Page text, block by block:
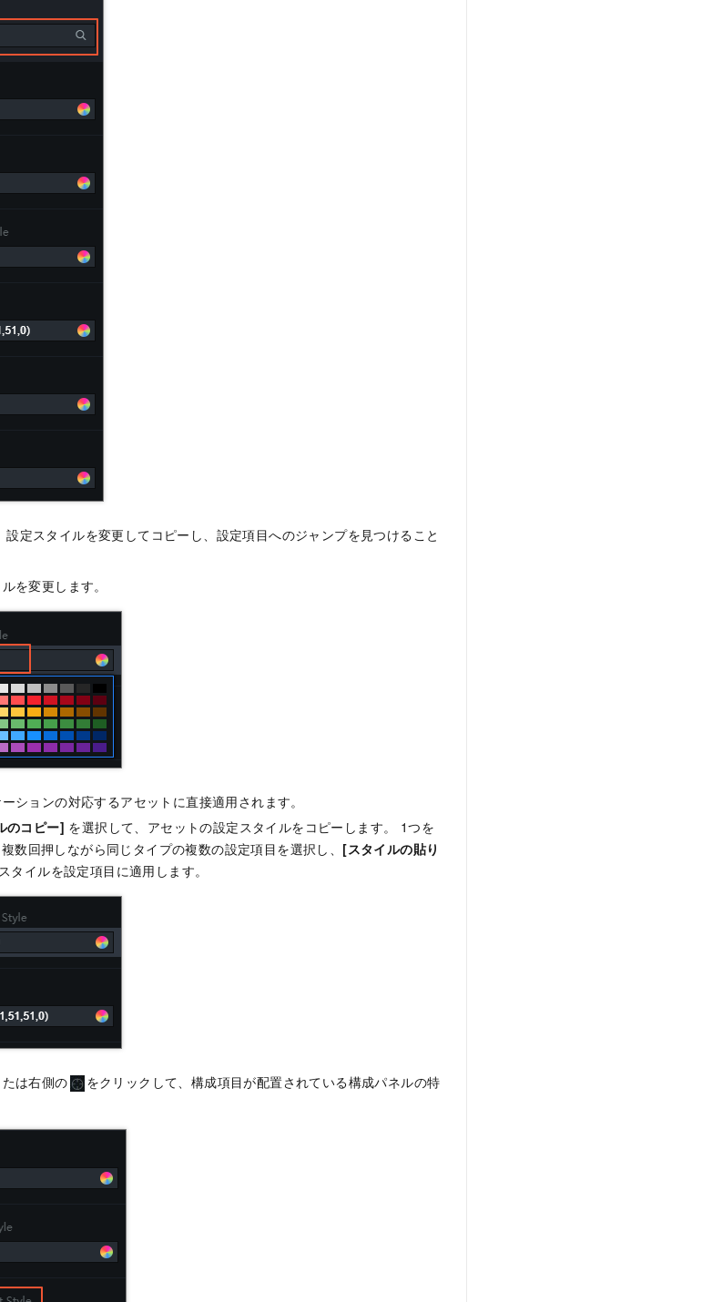
定スタイルを変更してコピーし、設定項目へのジャンプを見つけること
を変更します。
ションの対応するアセットに直接適用されます。
のコピー] を選択して、アセットの設定スタイルをコピーします。 1つを
数回押しながら同じタイプの複数の設定項目を選択し、 [スタイルの貼り
タイルを設定項目に適用します。
は右側の
をクリックして、構成項目が配置されている構成パネルの特